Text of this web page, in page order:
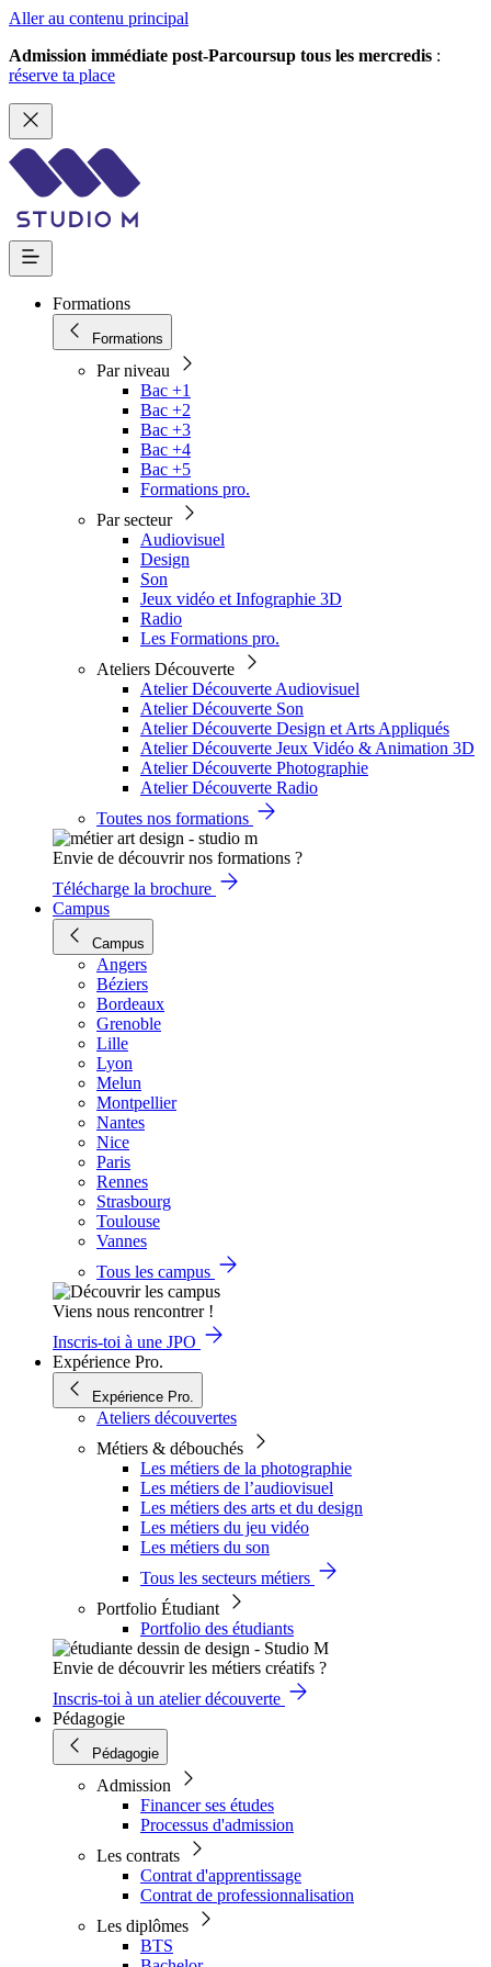
Aller au contenu principal
Admission immédiate post-Parcoursup tous les mercredis :
réserve ta place
Formations
Formations
Par niveau
Bac +1
Bac +2
Bac +3
Bac +4
Bac +5
Formations pro.
Par secteur
Audiovisuel
Design
Son
Jeux vidéo et Infographie 3D
Radio
Les Formations pro.
Ateliers Découverte
Atelier Découverte Audiovisuel
Atelier Découverte Son
Atelier Découverte Design et Arts Appliqués
Atelier Découverte Jeux Vidéo & Animation 3D
Atelier Découverte Photographie
Atelier Découverte Radio
Toutes nos formations
Envie de découvrir nos formations ?
Télécharge la brochure
Campus
Campus
Angers
Béziers
Bordeaux
Grenoble
Lille
Lyon
Melun
Montpellier
Nantes
Nice
Paris
Rennes
Strasbourg
Toulouse
Vannes
Tous les campus
Viens nous rencontrer !
Inscris-toi à une JPO
Expérience Pro.
Expérience Pro.
Ateliers découvertes
Métiers & débouchés
Les métiers de la photographie
Les métiers de l’audiovisuel
Les métiers des arts et du design
Les métiers du jeu vidéo
Les métiers du son
Tous les secteurs métiers
Portfolio Étudiant
Portfolio des étudiants
Envie de découvrir les métiers créatifs ?
Inscris-toi à un atelier découverte
Pédagogie
Pédagogie
Admission
Financer ses études
Processus d'admission
Les contrats
Contrat d'apprentissage
Contrat de professionnalisation
Les diplômes
BTS